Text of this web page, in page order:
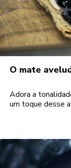
O mate
Adora a
um toque desse